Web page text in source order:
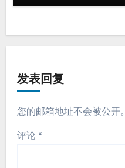
发表回复
您的邮箱地址不会被公开。
评论 *